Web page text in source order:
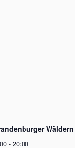
Wäldern
- 20:00